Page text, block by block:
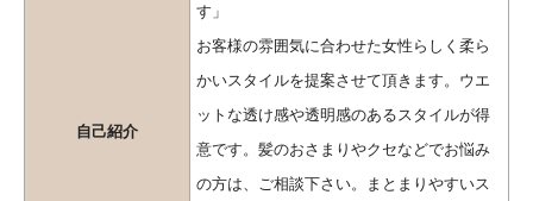
自己紹介
す」
お客様の雰囲気に合わせた女性らしく柔ら
かいスタイルを提案させて頂きます。ウエ
ットな透け感や透明感のあるスタイルが得
意です。髪のおさまりやクセなどでお悩み
の方は、ご相談下さい。まとまりやすいス